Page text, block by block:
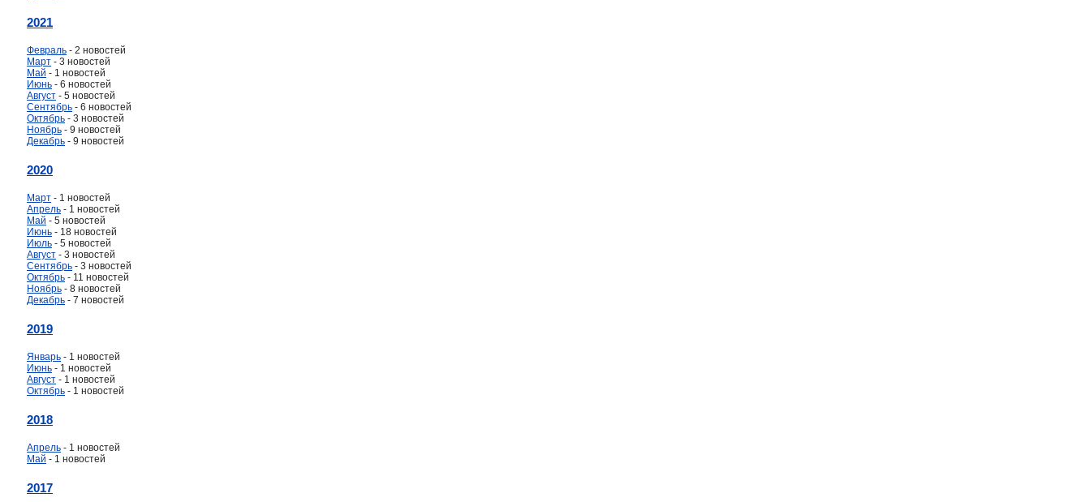
2021
Февраль - 2 новостей
Март - 3 новостей
Май - 1 новостей
Июнь - 6 новостей
Август - 5 новостей
Сентябрь - 6 новостей
Октябрь - 3 новостей
Ноябрь - 9 новостей
Декабрь - 9 новостей
2020
Март - 1 новостей
Апрель - 1 новостей
Май - 5 новостей
Июнь - 18 новостей
Июль - 5 новостей
Август - 3 новостей
Сентябрь - 3 новостей
Октябрь - 11 новостей
Ноябрь - 8 новостей
Декабрь - 7 новостей
2019
Январь - 1 новостей
Июнь - 1 новостей
Август - 1 новостей
Октябрь - 1 новостей
2018
Апрель - 1 новостей
Май - 1 новостей
2017